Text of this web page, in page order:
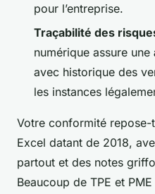
pour l’entreprise.
Traçabilité des
numérique assure une
avec historique des
les instances
Votre conformité
Excel datant de 2018,
partout et des notes
Beaucoup de TPE et